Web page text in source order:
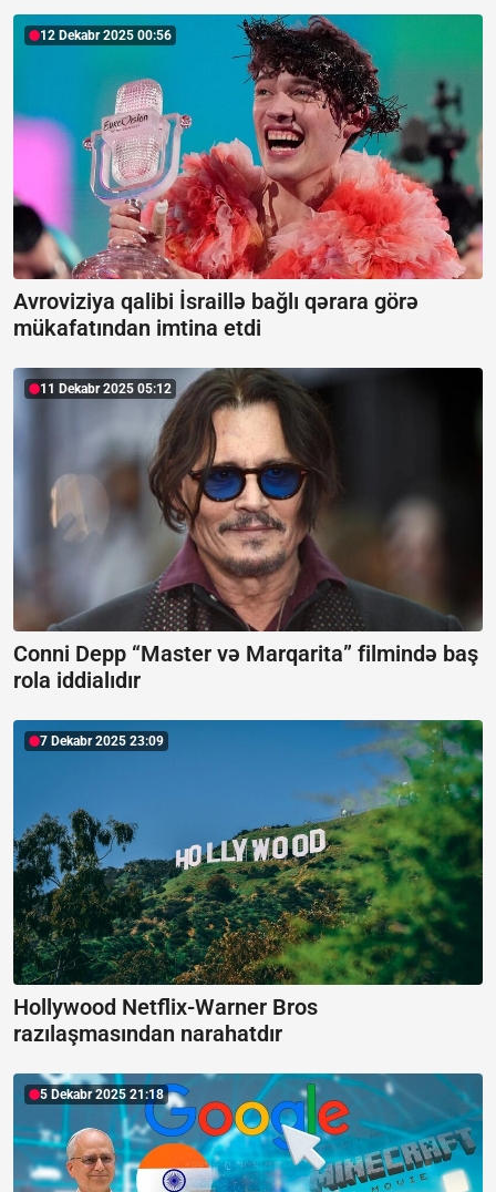
12 Dekabr 2025 00:56
Avroviziya qalibi İsraillə bağlı qərara görə
mükafatından imtina etdi
11 Dekabr 2025 05:12
Conni Depp “Master və Marqarita” filmində baş
rola iddialıdır
7 Dekabr 2025 23:09
Hollywood Netflix-Warner Bros
razılaşmasından narahatdır
5 Dekabr 2025 21:18